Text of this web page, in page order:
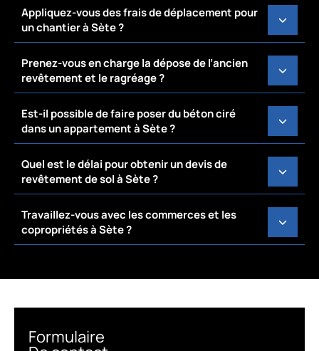
Appliquez-vous des frais de déplacement pour
un chantier à Sète ?
Prenez-vous en charge la dépose de l’ancien
revêtement et le ragréage ?
Est-il possible de faire poser du béton ciré
dans un appartement à Sète ?
Quel est le délai pour obtenir un devis de
revêtement de sol à Sète ?
Travaillez-vous avec les commerces et les
copropriétés à Sète ?
Formulaire